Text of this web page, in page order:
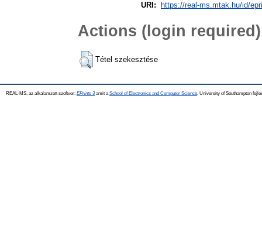
URI:
https://real-ms.mtak.hu/id/
Actions (login required)
Tétel szekesztése
REAL-MS, az alkalamzott szoftver: EPrints 3amit a School of Electronics and Computer Science , University of Southampton